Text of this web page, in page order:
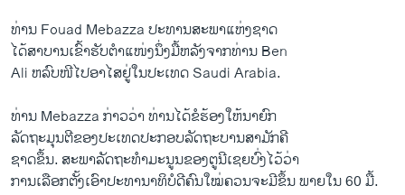
ທ່ານ Fouad Mebazza ປະທານ​ສະພາ​ແຫ່ງ​ຊາດ​
ໄດ້​ສາບານເຂົ້າ​ຮັບ​ຕໍາ​ແໜ່​ງນຶ່ງ​ມື້​ຫລັງ​ຈາກ​ທ່ານ Ben
Ali ຫລົບ​ໜີ​ໄປ​ອາ​ໄສ​ຢູ່​ໃນ​ປະ​ເທດ Saudi Arabia.
ທ່ານ Mebazza ກ່າວ​ວ່າ ທ່ານ​ໄດ້​ຂໍ​ຮ້ອງໃຫ້ນາຍົກ
ລັດຖະມຸນຕີຂອງປະ​ເທດປະກອບ​ລັດຖະບານ​ສາມັກຄີ
ຊາດ​ຂຶ້ນ. ສະພາ​ລັດຖະທໍາ​ມະນູນ​ຂອງ​ຕູ​ນີ​ເຊຍ​ບົ່ງ​ໄວ້​ວ່າ
ການ​ເລືອກ​ຕັ້ງ​ເອົາ​ປະທານາທິບໍດີ​ຄົນ​ໃໝ່​ຄວນ​ຈະ​ມີ​ຂຶ້ນ ​ພາຍ​ໃນ 60 ມື້.